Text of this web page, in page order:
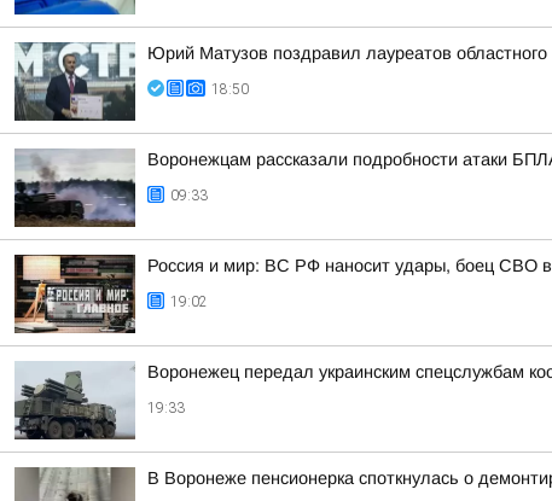
Юрий Матузов поздравил лауреатов
18:50
Воронежцам рассказали подробности атаки
09:33
Россия и мир: ВС РФ наносит удары, боец СВО
19:02
Воронежец передал украинским спецслужбам
19:33
В Воронеже пенсионерка споткнулась о